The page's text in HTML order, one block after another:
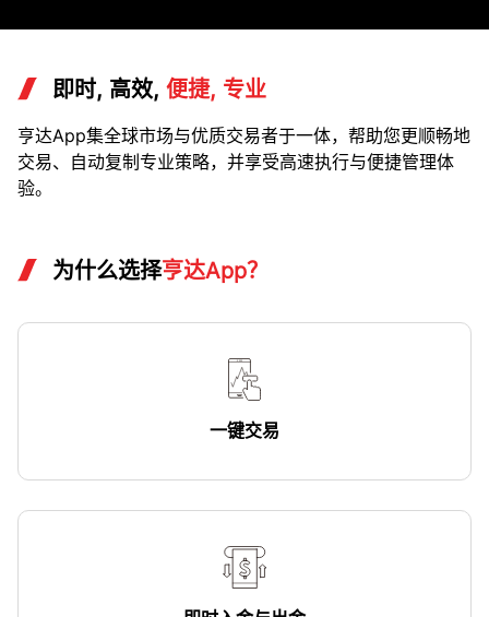
即时, 高效, 便捷, 专业
亨达App集全球市场与优质交易者于一体，帮助您更顺畅地
交易、自动复制专业策略，并享受高速执行与便捷管理体
验。
为什么选择亨达App？
一键交易